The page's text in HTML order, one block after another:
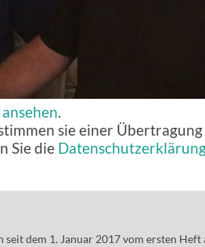
.
sie einer
Sie die
seit dem 1. Januar 2017 vom ersten